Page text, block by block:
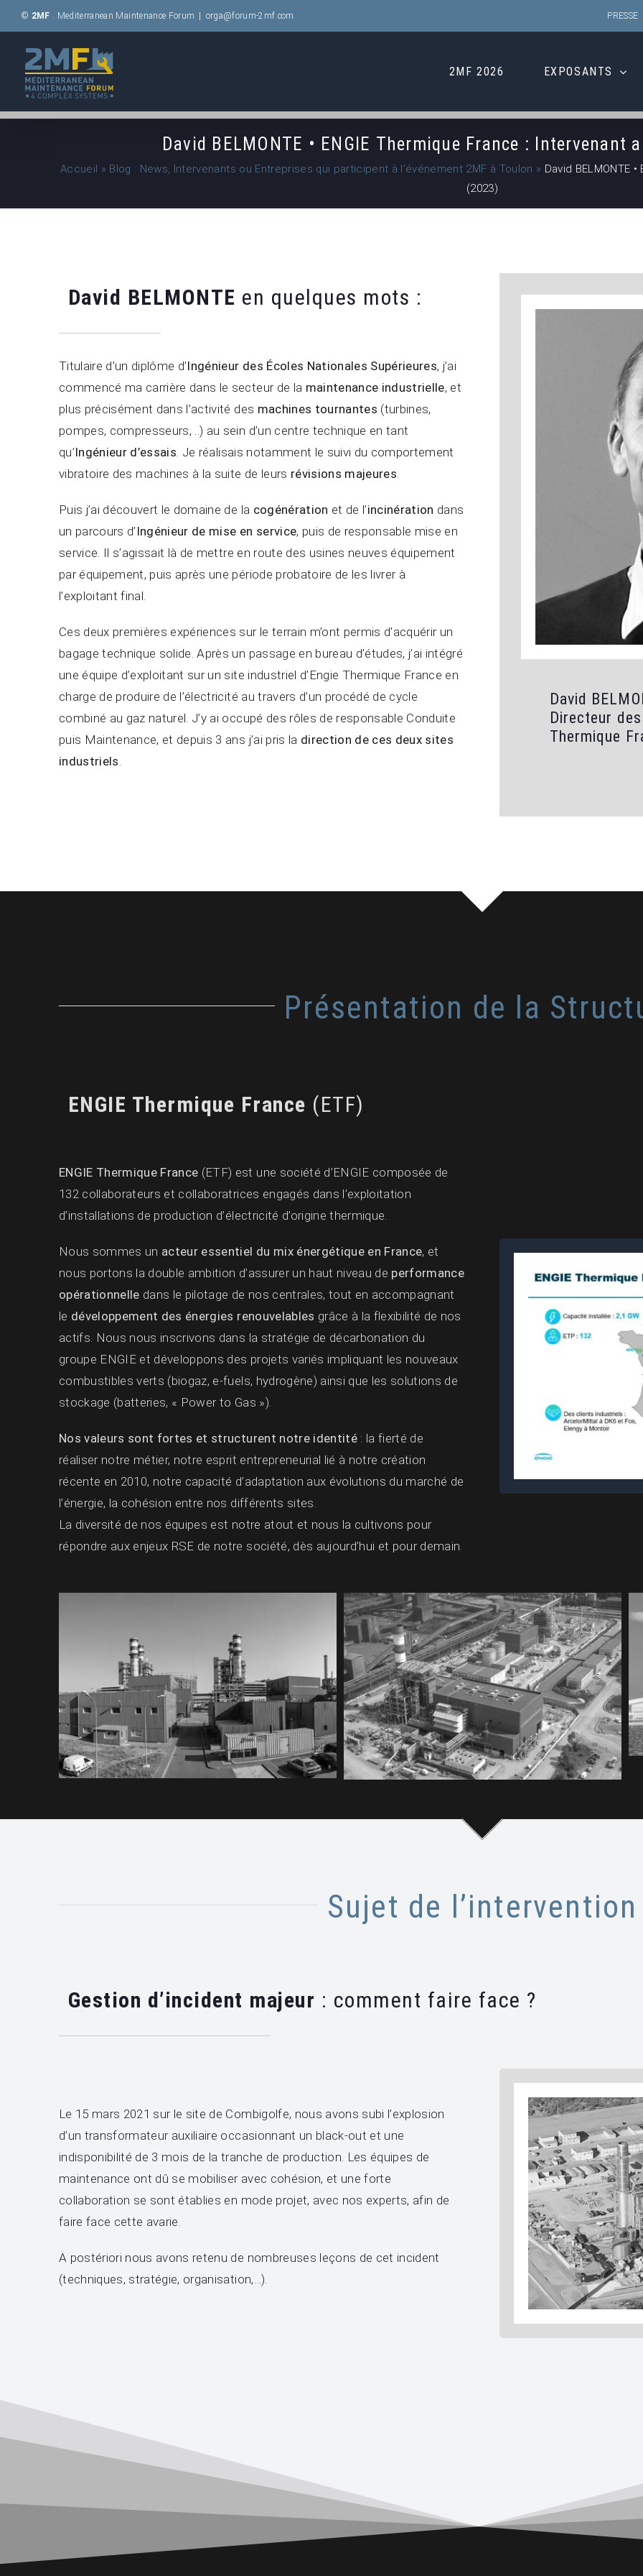
Passer
au
contenu
© 2MF : Mediterranean Maintenance Forum orga@forum-2mf.com PRESSE
2MF 2026 EXPOSANTS
David BELMONTE • ENGIE Thermique France : Intervenant
Accueil » Blog : News, Intervenants ou Entreprises qui participent à l’événement 2MF à Toulon » David BELMONTE
(2023)
David BELMONTE en quelques mots :
Titulaire d’un diplôme d’Ingénieur des Écoles Nationales Supérieures, j’ai
commencé ma carrière dans le secteur de la maintenance industrielle, et
plus précisément dans l’activité des machines tournantes (turbines,
pompes, compresseurs, ..) au sein d’un centre technique en tant
qu’Ingénieur d’essais. Je réalisais notamment le suivi du comportement
vibratoire des machines à la suite de leurs révisions majeures.
Puis j’ai découvert le domaine de la cogénération et de l’incinération dans
un parcours d’ Ingénieur de mise en service, puis de responsable mise en
service. Il s’agissait là de mettre en route des usines neuves équipement
par équipement, puis après une période probatoire de les livrer à
l’exploitant final.
Ces deux premières expériences sur le terrain m’ont permis d’acquérir un
bagage technique solide. Après un passage en bureau d’études, j’ai intégré
une équipe d’exploitant sur un site industriel d’Engie Thermique France en
charge de produire de l’électricité au travers d’un procédé de cycle
combiné au gaz naturel. J’y ai occupé des rôles de responsable Conduite
puis Maintenance, et depuis 3 ans j’ai pris la direction de ces deux sites
industriels.
David
Directeur
Thermique
Présentation de la
ENGIE Thermique France (ETF)
ENGIE Thermique France (ETF) est une société d’ENGIE composée de
132 collaborateurs et collaboratrices engagés dans l’exploitation
d’installations de production d’électricité d’origine thermique.
Nous sommes un acteur essentiel du mix énergétique en France, et
nous portons la double ambition d’assurer un haut niveau de performance
opérationnelle dans le pilotage de nos centrales, tout en accompagnant
le développement des énergies renouvelables grâce à la flexibilité de nos
actifs. Nous nous inscrivons dans la stratégie de décarbonation du
groupe ENGIE et développons des projets variés impliquant les nouveaux
combustibles verts (biogaz, e-fuels, hydrogène) ainsi que les solutions de
stockage (batteries, « Power to Gas »).
Nos valeurs sont fortes et structurent notre identité: la fierté de
réaliser notre métier, notre esprit entrepreneurial lié à notre création
récente en 2010, notre capacité d’adaptation aux évolutions du marché de
l’énergie, la cohésion entre nos différents sites.
La diversité de nos équipes est notre atout et nous la cultivons pour
répondre aux enjeux RSE de notre société, dès aujourd’hui et pour demain.
Sujet de l’intervention
Gestion d’incident majeur : comment faire face ?
Le 15 mars 2021 sur le site de Combigolfe, nous avons subi l’explosion
d’un transformateur auxiliaire occasionnant un black-out et une
indisponibilité de 3 mois de la tranche de production. Les équipes de
maintenance ont dû se mobiliser avec cohésion, et une forte
collaboration se sont établies en mode projet, avec nos experts, afin de
faire face cette avarie.
A postériori nous avons retenu de nombreuses leçons de cet incident
(techniques, stratégie, organisation,…).